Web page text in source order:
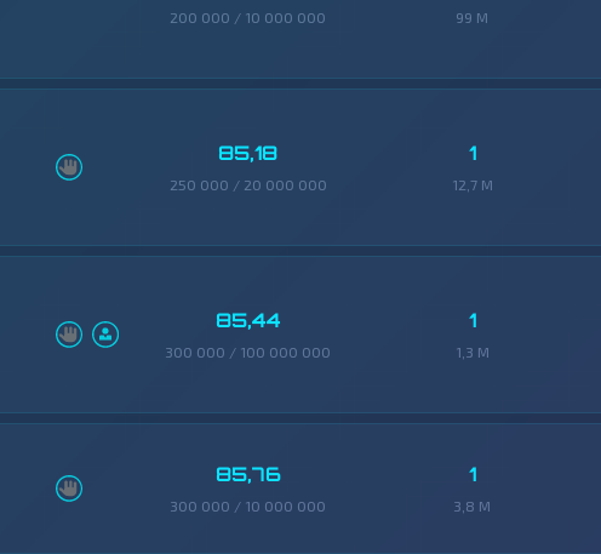
200 000 / 10 000 000 99 M
85,18
250 000 / 20 000 000
1
12,7 M
85,44
300 000 / 100 000 000
1
1,3 M
85,76
300 000 / 10 000 000
1
3,8 M